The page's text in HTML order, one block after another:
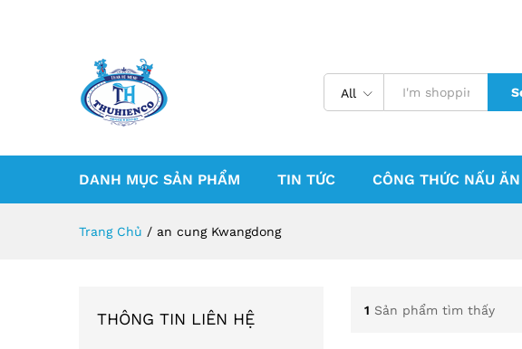
All
DANH MỤC SẢN PHẨM TIN TỨC CÔNG THỨC NẤU ĂN
Trang Chủ / an cung Kwangdong
1 Sản phẩm tìm thấy
THÔNG TIN LIÊN HỆ